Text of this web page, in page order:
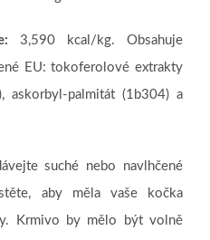
3,590 kcal/kg. Obsahuje
EU: tokoferolové extrakty
askorbyl-palmitát (1b304) a
suché nebo navlhčené
aby měla vaše kočka
Krmivo by mělo být volně